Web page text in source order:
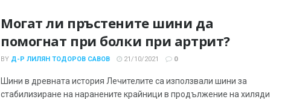
Могат ли пръстените шини да
помогнат при болки при артрит?
BY Д-Р ЛИЛЯН ТОДОРОВ САВОВ 21/10/2021 0
Шини в древната история Лечителите са използвали шини за
стабилизиране на наранените крайници в продължение на хиляди